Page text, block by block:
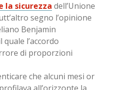
la sicurezza dell’Unione
segno l’opinione
Benjamin
l’accordo
di proporzioni
che alcuni mesi or